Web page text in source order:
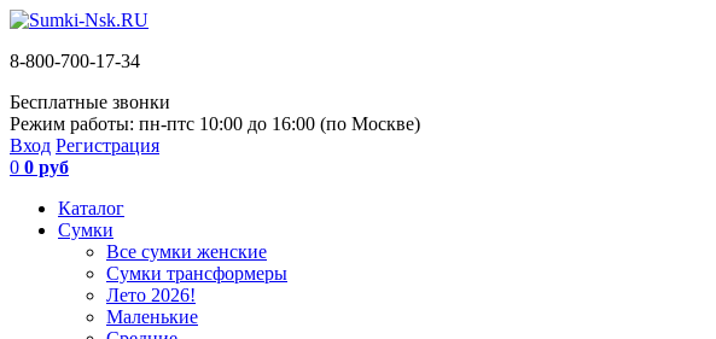
8-800-700-17-34
Бесплатные звонки
Режим работы: пн-птс 10:00 до 16:00 (по Москве)
Вход Регистрация
0 0 руб
Каталог
Сумки
Все сумки женские
Сумки трансформеры
Лето 2026!
Маленькие